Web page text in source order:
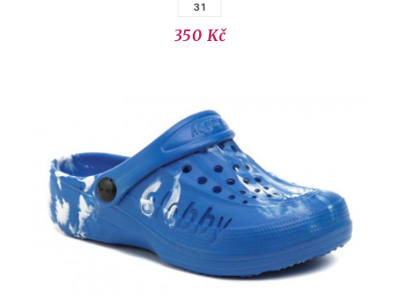
31
350 Kč